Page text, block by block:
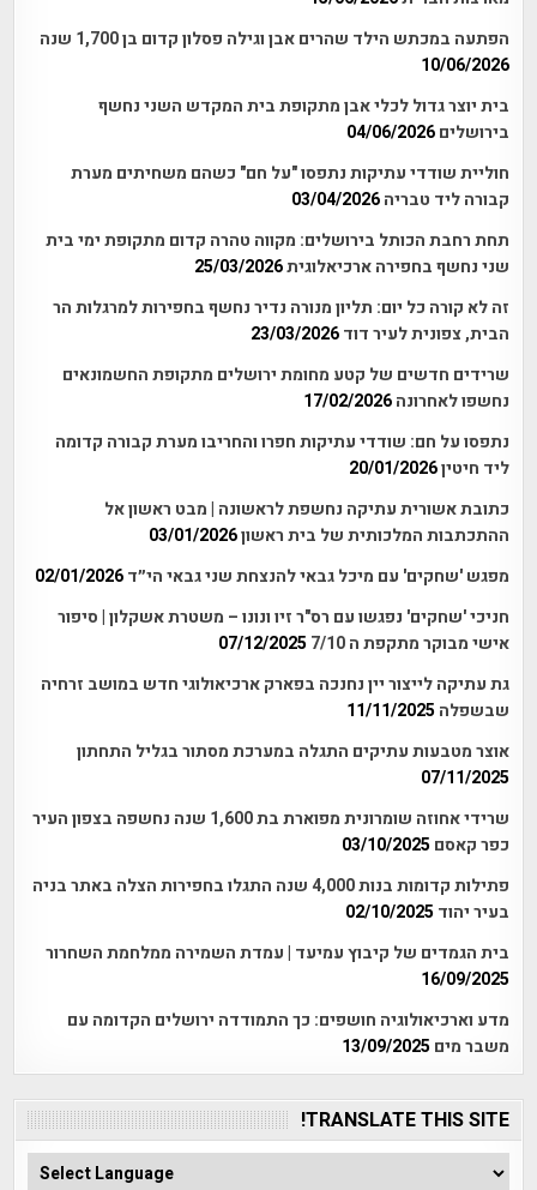
הפתעה במכתש הילד שהרים אבן וגילה פסלון קדום בן 1,700 שנה
10/06/2026
בית יוצר גדול לכלי אבן מתקופת בית המקדש השני נחשף
בירושלים 04/06/2026
חוליית שודדי עתיקות נתפסו "על חם" כשהם משחיתים מערת
קבורה ליד טבריה 03/04/2026
תחת רחבת הכותל בירושלים: מקווה טהרה קדום מתקופת ימי בית
שני נחשף בחפירה ארכיאלוגית25/03/2026
זה לא קורה כל יום: תליון מנורה נדיר נחשף בחפירות למרגלות הר
הבית, צפונית לעיר דוד 23/03/2026
שרידים חדשים של קטע מחומת ירושלים מתקופת החשמונאים
נחשפו לאחרונה 17/02/2026
נתפסו על חם: שודדי עתיקות חפרו והחריבו מערת קבורה קדומה
ליד חיטין20/01/2026
כתובת אשורית עתיקה נחשפת לראשונה | מבט ראשון אל
ההתכתבות המלכותית של בית ראשון03/01/2026
מפגש 'שחקים' עם מיכל גבאי להנצחת שני גבאי הי״ד 02/01/2026
חניכי 'שחקים' נפגשו עם רס"ר זיו ונונו – משטרת אשקלון | סיפור
אישי מבוקר מתקפת ה 7/10
07/12/2025
גת עתיקה לייצור יין נחנכה בפארק ארכיאולוגי חדש במושב זרחיה
שבשפלה 11/11/2025
אוצר מטבעות עתיקים התגלה במערכת מסתור בגליל התחתון
07/11/2025
שרידי אחוזה שומרונית מפוארת בת 1,600 שנה נחשפה בצפון העיר
כפר קאסם 03/10/2025
פתילות קדומות בנות 4,000 שנה התגלו בחפירות הצלה באתר בניה
בעיר יהוד 02/10/2025
בית הגמדים של קיבוץ עמיעד | עמדת השמירה ממלחמת השחרור
16/09/2025
מדע וארכיאולוגיה חושפים: כך התמודדה ירושלים הקדומה עם
משבר מים 13/09/2025
TRANSLATE THIS SITE!